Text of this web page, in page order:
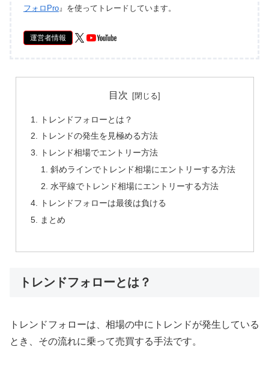
フォロPro』を使ってトレードしています。
運営者情報
目次
トレンドフォローとは？
トレンドの発生を見極める方法
トレンド相場でエントリー方法
斜めラインでトレンド相場にエントリーする方法
水平線でトレンド相場にエントリーする方法
トレンドフォローは最後は負ける
まとめ
トレンドフォローとは？
トレンドフォローは、相場の中にトレンドが発生している
とき、その流れに乗って売買する手法です。